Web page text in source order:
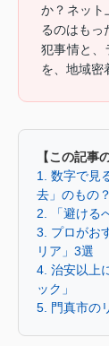
か？ネット
るのはもっ
犯事情と、
を、地域密
【この記事
1. 数字で見
去」のもの？
2. 「避ける
3. プロがお
リア」3選
4. 治安以上
ック」
5. 門真市の